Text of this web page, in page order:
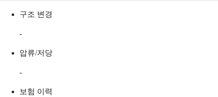
구조 변경
-
압류/저당
-
보험 이력